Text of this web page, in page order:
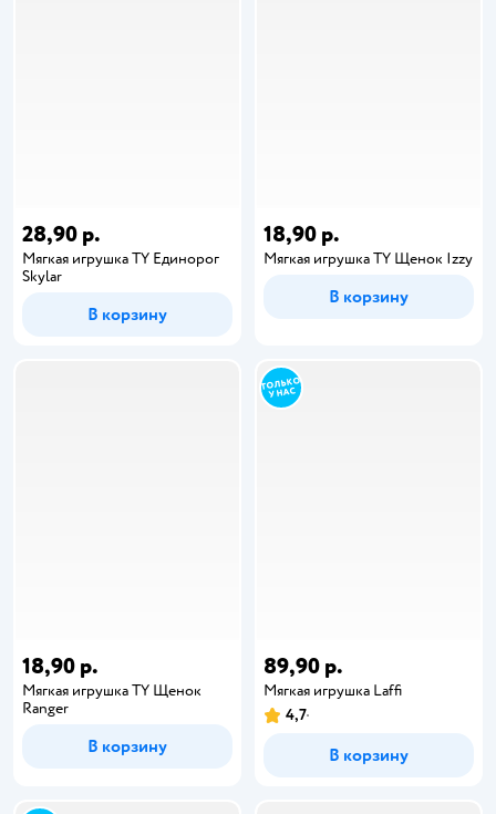
28,90 р.
Мягкая игрушка TY Единорог
Skylar
В корзину
18,90 р.
Мягкая игрушка TY Щенок Izzy
В корзину
18,90 р.
Мягкая игрушка TY Щенок
Ranger
В корзину
89,90 р.
Мягкая игрушка Laffi
4,7
В корзину